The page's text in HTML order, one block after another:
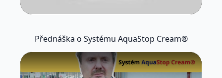
Přednáška o Systému AquaStop Cream®